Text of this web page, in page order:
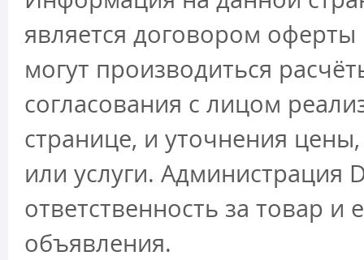
является договором
могут производиться
согласования с лицом
странице, и уточнения
или услуги. Администрация
ответственность за товар и
объявления.